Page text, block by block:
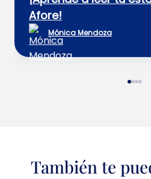
Afore!
Mónica Mendoza
También te